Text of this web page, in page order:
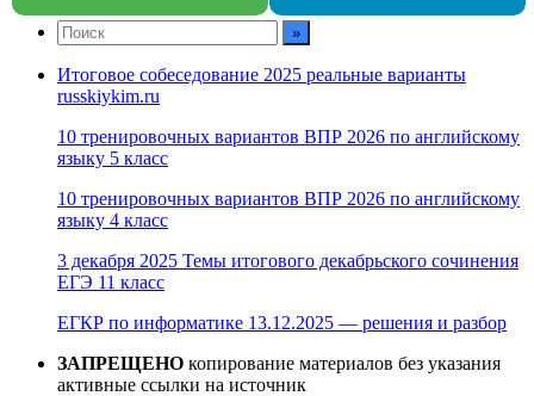
Итоговое собеседование 2025 реальные варианты
russkiykim.ru
10 тренировочных вариантов ВПР 2026 по английскому
языку 5 класс
10 тренировочных вариантов ВПР 2026 по английскому
языку 4 класс
3 декабря 2025 Темы итогового декабрьского сочинения
ЕГЭ 11 класс
ЕГКР по информатике 13.12.2025 — решения и разбор
ЗАПРЕЩЕНО копирование материалов без указания
активные ссылки на источник